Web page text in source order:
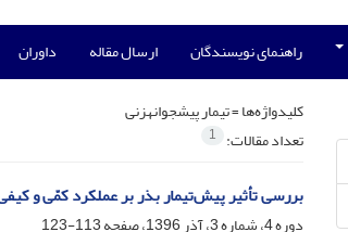
راهنمای نویسندگان ارسال مقاله داوران
کلیدواژه‌ها =تیمار پیشجوانهزنی
تعداد مقالات: 1
بررسی تأثیر پیش‌تیمار بذر بر عملکرد کمّی و
دوره 4، شماره 3، آذر 1396، صفحه
113-123